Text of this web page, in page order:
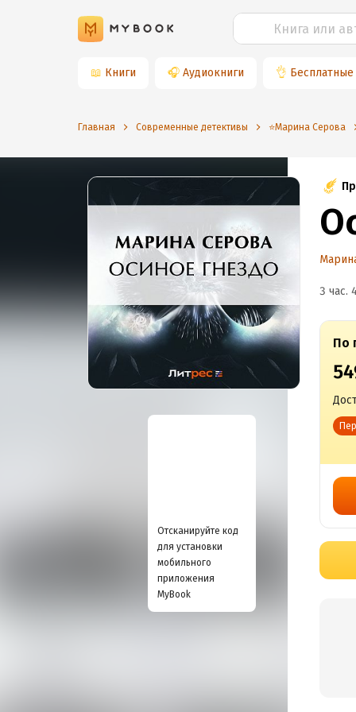
📖 Книги 🎧 Аудиокниги 👌 Бесплатные
Главная Современные детективы ⭐️Марина Серова
Отсканируйте код
для установки
мобильного
приложения
MyBook
3 час.
По